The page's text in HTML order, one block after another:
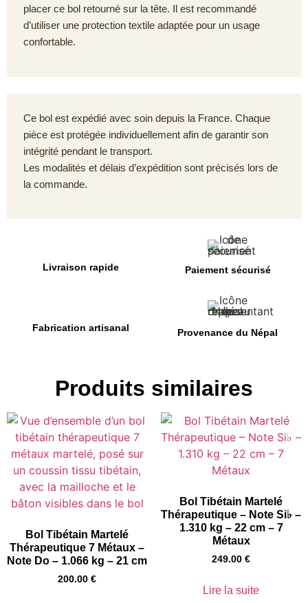
placer ce bol retourné sur la tête. Il est recommandé
d’utiliser une protection textile adaptée pour un usage
confortable.
Ce bol est expédié avec soin depuis la France. Chaque
pièce est protégée individuellement afin de garantir son
intégrité pendant le transport.
Les modalités et délais d’expédition sont précisés lors de
la commande.
Livraison rapide Paiement sécurisé
Fabrication artisanal Provenance du Népal
Produits similaires
Bol Tibétain Martelé
Thérapeutique 7 Métaux –
Note Do – 1.066 kg – 21 cm
200.00 €
Bol Tibétain Martelé
Thérapeutique – Note Si♭ –
1.310 kg – 22 cm – 7
Métaux
249.00 €
Lire la suite